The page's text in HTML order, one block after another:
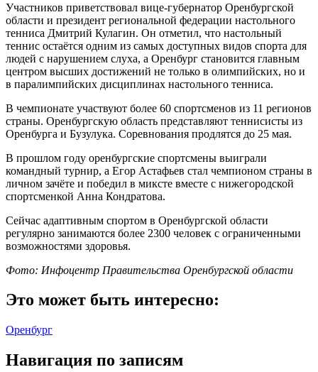
Участников приветствовал вице-губернатор Оренбургской
области и президент региональной федерации настольного
тенниса Дмитрий Кулагин. Он отметил, что настольный
теннис остаётся одним из самых доступных видов спорта для
людей с нарушением слуха, а Оренбург становится главным
центром высших достижений не только в олимпийских, но и
в паралимпийских дисциплинах настольного тенниса.
В чемпионате участвуют более 60 спортсменов из 11 регионов
страны. Оренбургскую область представляют теннисисты из
Оренбурга и Бузулука. Соревнования продлятся до 25 мая.
В прошлом году оренбургские спортсмены выиграли
командный турнир, а Егор Астафьев стал чемпионом страны в
личном зачёте и победил в миксте вместе с нижегородской
спортсменкой Анна Кондратова.
Сейчас адаптивным спортом в Оренбургской области
регулярно занимаются более 2300 человек с ограниченными
возможностями здоровья.
Фото: Инфоцентр Правительства Оренбургской области
Это может быть интересно:
Оренбург
Навигация по записям